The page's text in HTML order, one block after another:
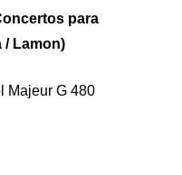
para
/ Lamon)
Majeur G 480